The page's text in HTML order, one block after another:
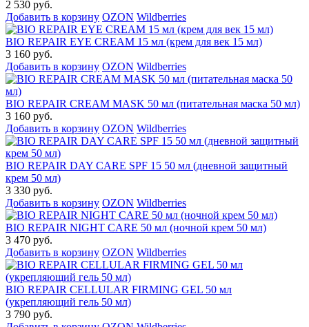
2 530 руб.
Добавить в корзину OZON Wildberries
BIO REPAIR EYE CREAM 15 мл (крем для век 15 мл)
3 160 руб.
Добавить в корзину OZON Wildberries
BIO REPAIR CREAM MASK 50 мл (питательная маска 50 мл)
3 160 руб.
Добавить в корзину OZON Wildberries
BIO REPAIR DAY CARE SPF 15 50 мл (дневной защитный
крем 50 мл)
3 330 руб.
Добавить в корзину OZON Wildberries
BIO REPAIR NIGHT CARE 50 мл (ночной крем 50 мл)
3 470 руб.
Добавить в корзину OZON Wildberries
BIO REPAIR CELLULAR FIRMING GEL 50 мл
(укрепляющий гель 50 мл)
3 790 руб.